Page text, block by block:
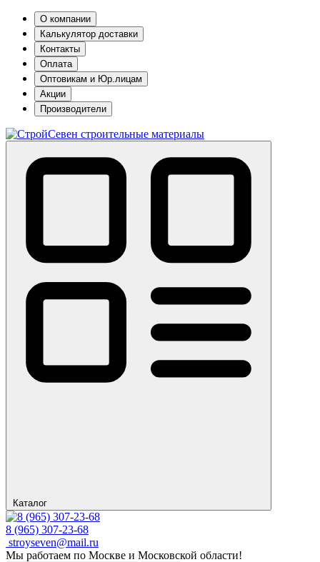
О компании
Калькулятор доставки
Контакты
Оплата
Оптовикам и Юр.лицам
Акции
Производители
Каталог
8 (965) 307-23-68
stroyseven@mail.ru
Мы работаем по Москве и Московской области!